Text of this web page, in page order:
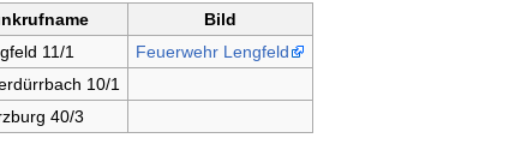
Bild
11/1
Feuerwehr Lengfeld
10/1
40/3